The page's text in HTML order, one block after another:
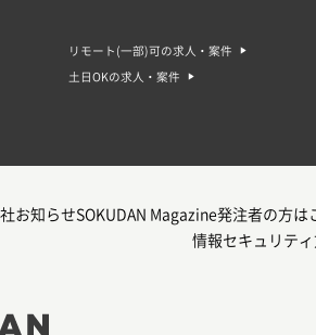
リモート(一部)可の求人・案件
土日OKの求人・案件
お知らせSOKUDAN Magazine発注者の方は
情報セキュリテ